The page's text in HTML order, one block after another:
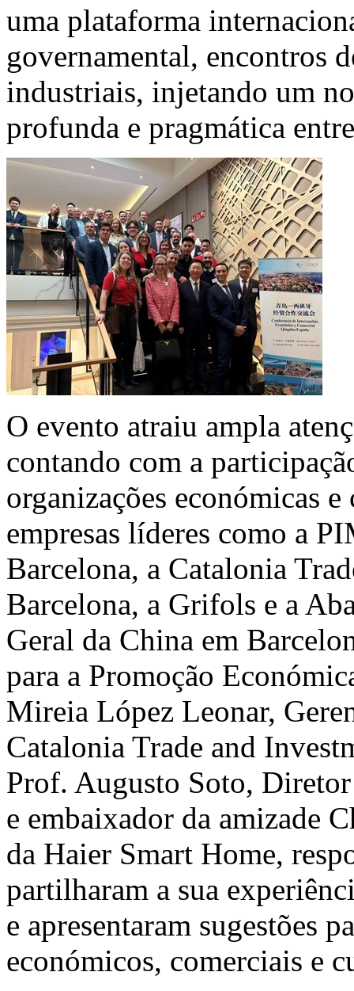
uma plataforma
governamental, encontros
industriais, injetando um
profunda e pragmática
O evento atraiu ampla
contando com a
organizações económicas
empresas líderes como a
Barcelona, a Catalonia
Barcelona, a Grifols e a
Geral da China em
para a Promoção
Mireia López Leonar,
Catalonia Trade and
Prof. Augusto Soto,
e embaixador da amizade
da Haier Smart Home,
partilharam a sua
e apresentaram sugestões
económicos, comerciais e